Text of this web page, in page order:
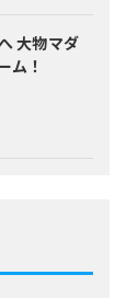
大物マダ
ム！